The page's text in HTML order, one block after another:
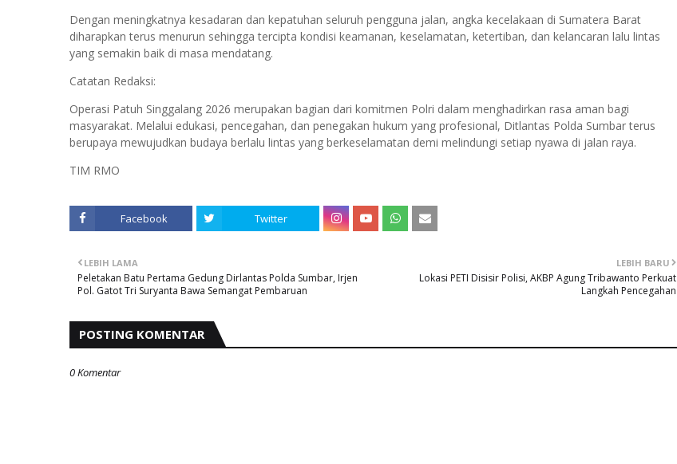
Dengan meningkatnya kesadaran dan kepatuhan seluruh pengguna jalan, angka kecelakaan di Sumatera Barat
diharapkan terus menurun sehingga tercipta kondisi keamanan, keselamatan, ketertiban, dan kelancaran lalu lintas
yang semakin baik di masa mendatang.
Catatan Redaksi:
Operasi Patuh Singgalang 2026 merupakan bagian dari komitmen Polri dalam menghadirkan rasa aman bagi
masyarakat. Melalui edukasi, pencegahan, dan penegakan hukum yang profesional, Ditlantas Polda Sumbar terus
berupaya mewujudkan budaya berlalu lintas yang berkeselamatan demi melindungi setiap nyawa di jalan raya.
TIM RMO
Facebook Twitter
LEBIH BARU
Lokasi PETI Disisir Polisi, AKBP Agung Tribawanto Perkuat
Langkah Pencegahan
LEBIH LAMA
Peletakan Batu Pertama Gedung Dirlantas Polda Sumbar, Irjen
Pol. Gatot Tri Suryanta Bawa Semangat Pembaruan
POSTING KOMENTAR
0 Komentar